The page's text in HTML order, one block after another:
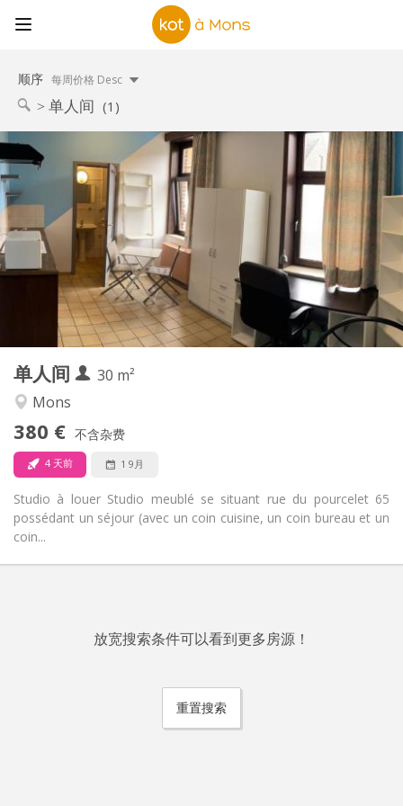
顺序 每周价格 Desc
单人间 (1)
单人间
30 m²
Mons
380 € 不含杂费
4 天前 1 9月
Studio à louer Studio meublé se situant rue du pourcelet 65
possédant un séjour (avec un coin cuisine, un coin bureau et un
coin...
实用信息
租金:
380 €
水电费:
20 €
租期:
12个月
住房登记:
可登记
布局
浴室:
独立
厨房:
独立（单独房间）
面积:
30 m
私人房间:
1
放宽搜索条件可以看到更多房源！
重置搜索